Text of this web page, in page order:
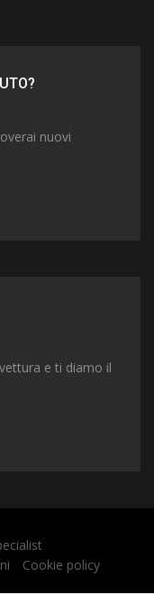
nuovi
e ti diamo il
Cookie policy